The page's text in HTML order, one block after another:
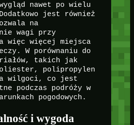
nawet po wielu
jest również
na
wagi przy
więc więcej miejsca
W porównaniu do
takich jak
polipropylen
wilgoci, co jest
podczas podróży w
pogodowych.
i wygoda